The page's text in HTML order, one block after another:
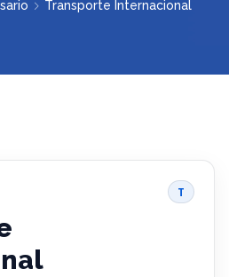
Transporte Internacional
T